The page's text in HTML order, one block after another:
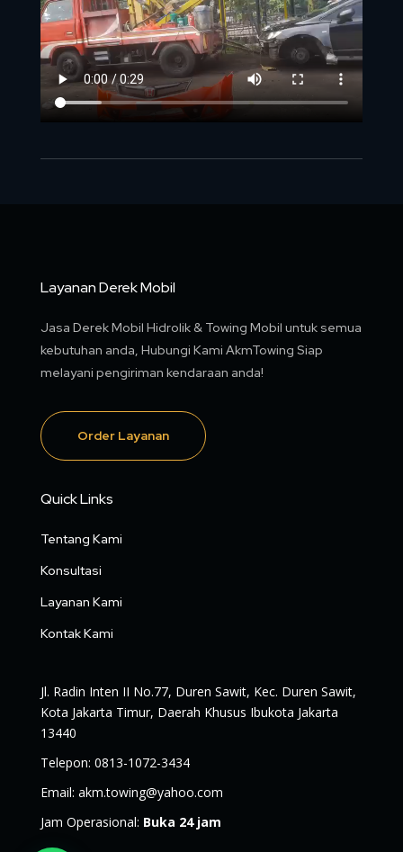
Layanan Derek Mobil
Jasa Derek Mobil Hidrolik & Towing Mobil untuk semua
kebutuhan anda, Hubungi Kami AkmTowing Siap
melayani pengiriman kendaraan anda!
Order Layanan
Quick Links
Tentang Kami
Konsultasi
Layanan Kami
Kontak Kami
Jl. Radin Inten II No.77, Duren Sawit, Kec. Duren Sawit,
Kota Jakarta Timur, Daerah Khusus Ibukota Jakarta
13440
Telepon: 0813-1072-3434
Email: akm.towing@yahoo.com
Jam Operasional: Buka 24 jam